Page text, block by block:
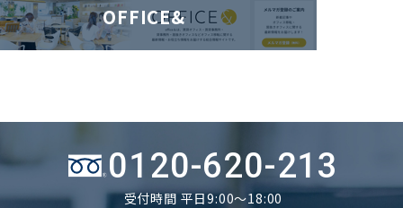
OFFICE&
0120-620-213
受付時間 平日9:00～18:00